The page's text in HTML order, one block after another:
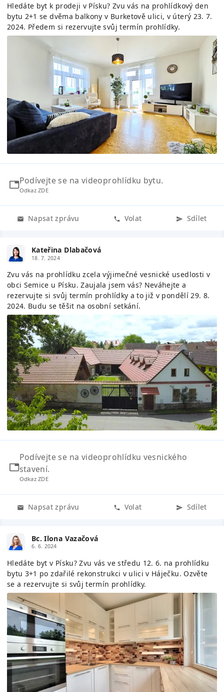
Hledáte byt k prodeji v Písku? Zvu vás na prohlídkový den
bytu 2+1 se dvěma balkony v Burketově ulici, v úterý 23. 7.
2024. Předem si rezervujte svůj termín prohlídky.
Podívejte se na videoprohlídku bytu.
Odkaz ZDE
Napsat zprávu Volat Sdílet
Kateřina Dlabačová
18. 7. 2024
Zvu vás na prohlídku zcela výjimečné vesnické usedlosti v
obci Semice u Písku. Zaujala jsem vás? Neváhejte a
rezervujte si svůj termín prohlídky a to již v pondělí 29. 8.
2024. Budu se těšit na osobní setkání.
Podívejte se na videoprohlídku vesnického
stavení.
Odkaz ZDE
Napsat zprávu Volat Sdílet
Bc. Ilona Vazačová
6. 6. 2024
Hledáte byt v Písku? Zvu vás ve středu 12. 6. na prohlídku
bytu 3+1 po zdařilé rekonstrukci v ulici v Háječku. Ozvěte
se a rezervujte si svůj termín prohlídky.